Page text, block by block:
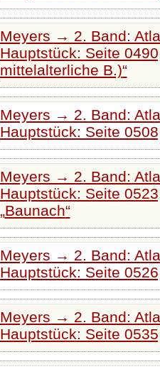
Meyers → 2. Band:
Hauptstück: Seite
mittelalterliche B.)
Meyers → 2. Band:
Hauptstück: Seite
Meyers → 2. Band:
Hauptstück: Seite
Baunach
Meyers → 2. Band:
Hauptstück: Seite
Meyers → 2. Band:
Hauptstück: Seite